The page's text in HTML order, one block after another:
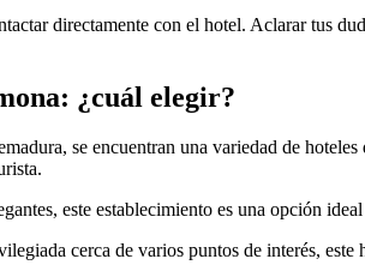
directamente con el hotel. Aclarar tus
¿cuál elegir?
se encuentran una variedad de
este establecimiento es una opción
cerca de varios puntos de interés,